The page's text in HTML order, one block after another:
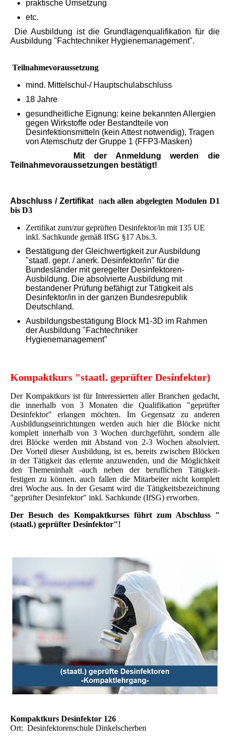
praktische Umsetzung
etc.
Die Ausbildung ist die Grundlagenqualifikation für die
Ausbildung "Fachtechniker Hygienemanagement".
Teilnahmevoraussetzung
mind. Mittelschul-/ Hauptschulabschluss
18 Jahre
gesundheitliche Eignung: keine bekannten Allergien
gegen Wirkstoffe oder Bestandteile von
Desinfektionsmitteln (kein Attest notwendig), Tragen
von Atemschutz der Gruppe 1 (FFP3-Masken)
Mit der Anmeldung werden die
Teilnahmevoraussetzungen bestätigt!
Abschluss / Zertifikatnach allen abgelegten Modulen D1
bis D3
Zertifikat zum/zur geprüften Desinfektor/in mit 135 UE
inkl. Sachkunde gemäß IfSG §17 Abs.3.
Bestätigung der Gleichwertigkeit zur Ausbildung
"staatl. gepr. / anerk. Desinfektor/in" für die
Bundesländer mit geregelter Desinfektoren-
Ausbildung. Die absolvierte Ausbildung mit
bestandener Prüfung befähigt zur Tätigkeit als
Desinfektor/in in der ganzen Bundesrepublik
Deutschland.
Ausbildungsbestätigung Block M1-3D im Rahmen
der Ausbildung "Fachtechniker
Hygienemanagement"
Kompaktkurs "staatl. geprüfter Desinfektor)
Der Kompaktkurs ist für Interessierten aller Branchen gedacht,
die innerhalb von 3 Monaten die Qualifikation "geprüfter
Desinfektor" erlangen möchten. Im Gegensatz zu anderen
Ausbildungseinrichtungen werden auch hier die Blöcke nicht
komplett innerhalb von 3 Wochen durchgeführt, sondern alle
drei Blöcke werden mit Abstand von 2-3 Wochen absolviert.
Der Vorteil dieser Ausbildung, ist es, bereits zwischen Blöcken
in der Tätigkeit das erlernte anzuwenden, und die Möglichkeit
den Themeninhalt -auch neben der beruflichen Tätigkeit-
festigen zu können. auch fallen die Mitarbeiter nicht komplett
drei Woche aus. In der Gesamt wird die Tätigkeitsbezeichnung
"geprüfter Desinfektor" inkl. Sachkunde (IfSG) erworben.
Der Besuch des Kompaktkurses führt zum Abschluss "
(staatl.) geprüfter Desinfektor"!
Kompaktkurs Desinfektor 126
Ort: Desinfektorenschule Dinkelscherben